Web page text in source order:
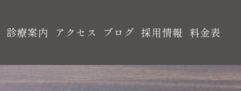
診療案内 アクセス ブログ 採用情報 料金表